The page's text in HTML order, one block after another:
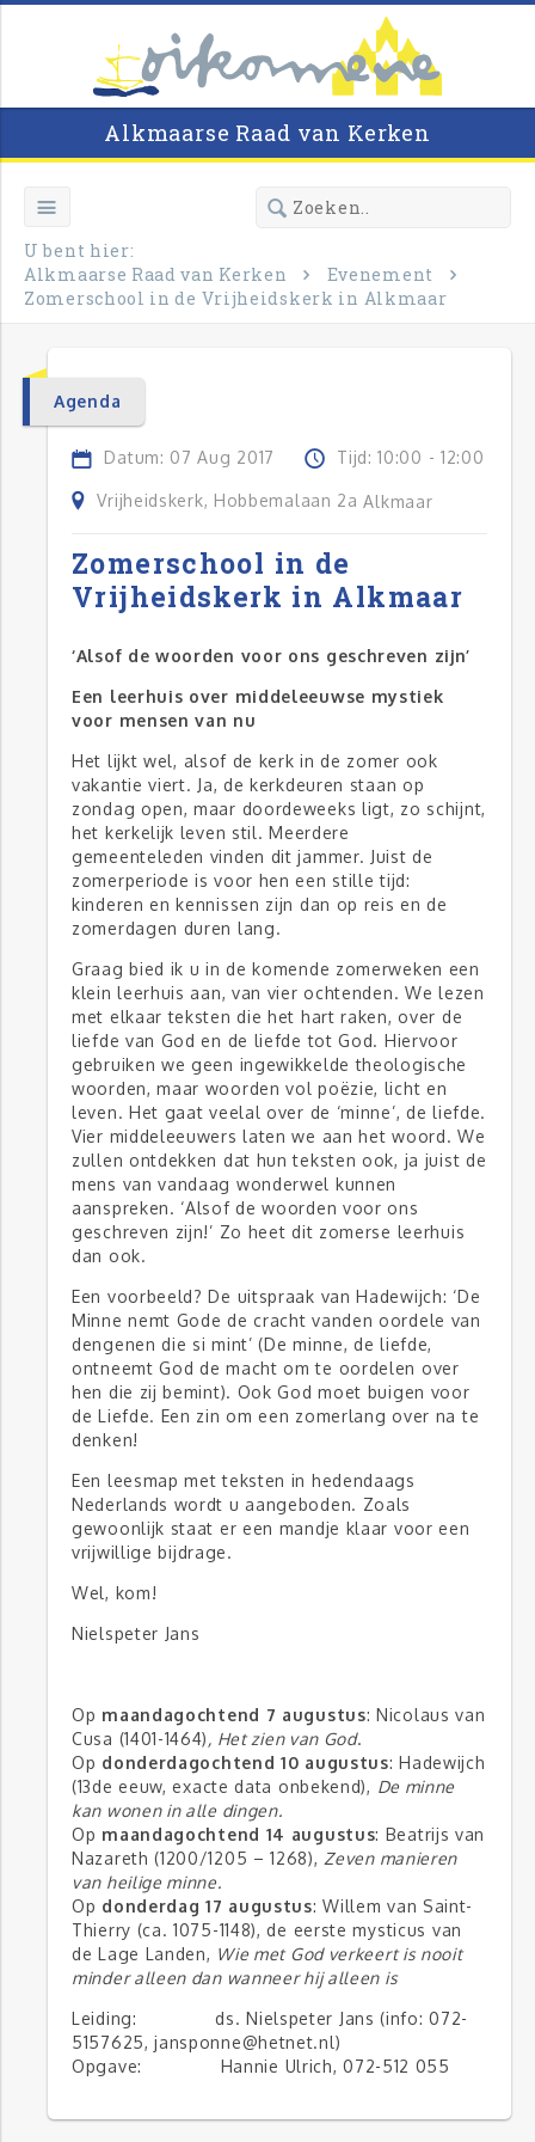
Alkmaarse Raad van Kerken
U bent hier:
Alkmaarse Raad van Kerken
Evenement
Zomerschool in de Vrijheidskerk in Alkmaar
Agenda
Datum: 07 Aug 2017 Tijd: 10:00 - 12:00
Vrijheidskerk, Hobbemalaan 2a Alkmaar
Zomerschool in de
Vrijheidskerk in Alkmaar
‘Alsof de woorden voor ons geschreven zijn’
Een leerhuis over middeleeuwse mystiek
voor mensen van nu
Het lijkt wel, alsof de kerk in de zomer ook
vakantie viert. Ja, de kerkdeuren staan op
zondag open, maar doordeweeks ligt, zo schijnt,
het kerkelijk leven stil. Meerdere
gemeenteleden vinden dit jammer. Juist de
zomerperiode is voor hen een stille tijd:
kinderen en kennissen zijn dan op reis en de
zomerdagen duren lang.
Graag bied ik u in de komende zomerweken een
klein leerhuis aan, van vier ochtenden. We lezen
met elkaar teksten die het hart raken, over de
liefde van God en de liefde tot God. Hiervoor
gebruiken we geen ingewikkelde theologische
woorden, maar woorden vol poëzie, licht en
leven. Het gaat veelal over de ‘minne’, de liefde.
Vier middeleeuwers laten we aan het woord. We
zullen ontdekken dat hun teksten ook, ja juist de
mens van vandaag wonderwel kunnen
aanspreken. ‘Alsof de woorden voor ons
geschreven zijn!’ Zo heet dit zomerse leerhuis
dan ook.
Een voorbeeld? De uitspraak van Hadewijch: ‘De
Minne nemt Gode de cracht vanden oordele van
dengenen die si mint’ (De minne, de liefde,
ontneemt God de macht om te oordelen over
hen die zij bemint). Ook God moet buigen voor
de Liefde. Een zin om een zomerlang over na te
denken!
Een leesmap met teksten in hedendaags
Nederlands wordt u aangeboden. Zoals
gewoonlijk staat er een mandje klaar voor een
vrijwillige bijdrage.
Wel, kom!
Nielspeter Jans
Op maandagochtend 7 augustus: Nicolaus van
Cusa (1401-1464), Het zien van God.
Op donderdagochtend 10 augustus: Hadewijch
(13de eeuw, exacte data onbekend), De minne
kan wonen in alle dingen.
Op maandagochtend 14 augustus: Beatrijs van
Nazareth (1200/1205 – 1268), Zeven manieren
van heilige minne.
Op donderdag 17 augustus: Willem van Saint-
Thierry (ca. 1075-1148), de eerste mysticus van
de Lage Landen, Wie met God verkeert is nooit
minder alleen dan wanneer hij alleen is
Leiding: ds. Nielspeter Jans (info: 072-
5157625, jansponne@hetnet.nl)
Opgave: Hannie Ulrich, 072-512 055